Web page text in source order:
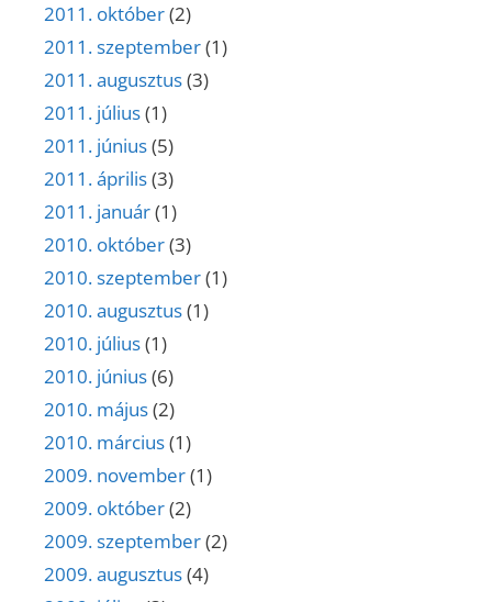
2011. október(2)
2011. szeptember(1)
2011. augusztus(3)
2011. július(1)
2011. június(5)
2011. április(3)
2011. január(1)
2010. október(3)
2010. szeptember(1)
2010. augusztus(1)
2010. július(1)
2010. június(6)
2010. május(2)
2010. március(1)
2009. november(1)
2009. október(2)
2009. szeptember(2)
2009. augusztus(4)